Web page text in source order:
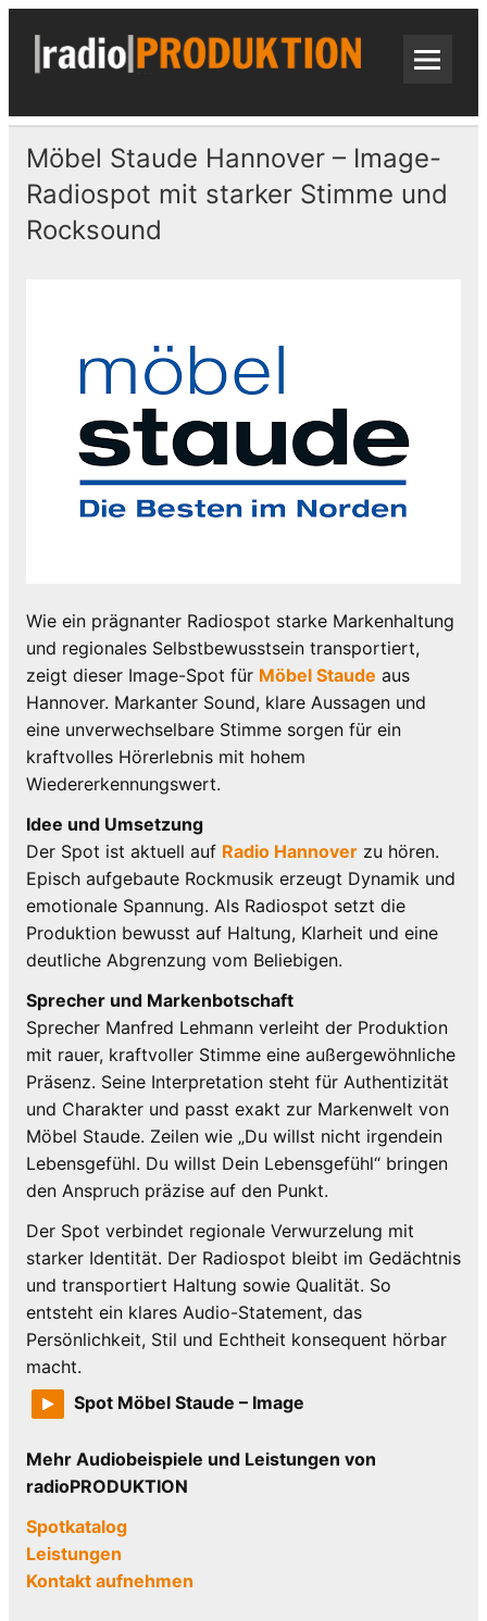
Skip
content
Möbel Staude Hannover – Image-
Radiospot mit starker Stimme und
Rocksound
Wie ein prägnanter Radiospot starke Markenhaltung
und regionales Selbstbewusstsein transportiert,
zeigt dieser Image-Spot für Möbel Staude aus
Hannover. Markanter Sound, klare Aussagen und
eine unverwechselbare Stimme sorgen für ein
kraftvolles Hörerlebnis mit hohem
Wiedererkennungswert.
Idee und Umsetzung
Der Spot ist aktuell auf Radio Hannover zu hören.
Episch aufgebaute Rockmusik erzeugt Dynamik und
emotionale Spannung. Als Radiospot setzt die
Produktion bewusst auf Haltung, Klarheit und eine
deutliche Abgrenzung vom Beliebigen.
Sprecher und Markenbotschaft
Sprecher Manfred Lehmann verleiht der Produktion
mit rauer, kraftvoller Stimme eine außergewöhnliche
Präsenz. Seine Interpretation steht für Authentizität
und Charakter und passt exakt zur Markenwelt von
Möbel Staude. Zeilen wie „Du willst nicht irgendein
Lebensgefühl. Du willst Dein Lebensgefühl“ bringen
den Anspruch präzise auf den Punkt.
Der Spot verbindet regionale Verwurzelung mit
starker Identität. Der Radiospot bleibt im Gedächtnis
und transportiert Haltung sowie Qualität. So
entsteht ein klares Audio-Statement, das
Persönlichkeit, Stil und Echtheit konsequent hörbar
macht.
Spot Möbel Staude – Image
Mehr Audiobeispiele und Leistungen von
radioPRODUKTION
Spotkatalog
Leistungen
Kontakt aufnehmen